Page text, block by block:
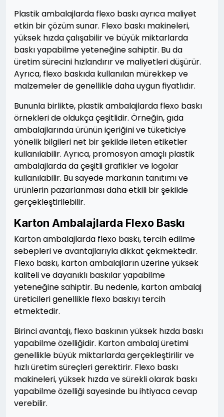
Plastik ambalajlarda flexo baskı ayrıca maliyet
etkin bir çözüm sunar. Flexo baskı makineleri,
yüksek hızda çalışabilir ve büyük miktarlarda
baskı yapabilme yeteneğine sahiptir. Bu da
üretim sürecini hızlandırır ve maliyetleri düşürür.
Ayrıca, flexo baskıda kullanılan mürekkep ve
malzemeler de genellikle daha uygun fiyatlıdır.
Bununla birlikte, plastik ambalajlarda flexo baskı
örnekleri de oldukça çeşitlidir. Örneğin, gıda
ambalajlarında ürünün içeriğini ve tüketiciye
yönelik bilgileri net bir şekilde ileten etiketler
kullanılabilir. Ayrıca, promosyon amaçlı plastik
ambalajlarda da çeşitli grafikler ve logolar
kullanılabilir. Bu sayede markanın tanıtımı ve
ürünlerin pazarlanması daha etkili bir şekilde
gerçekleştirilebilir.
Karton Ambalajlarda Flexo Baskı
Karton ambalajlarda flexo baskı, tercih edilme
sebepleri ve avantajlarıyla dikkat çekmektedir.
Flexo baskı, karton ambalajların üzerine yüksek
kaliteli ve dayanıklı baskılar yapabilme
yeteneğine sahiptir. Bu nedenle, karton ambalaj
üreticileri genellikle flexo baskıyı tercih
etmektedir.
Birinci avantajı, flexo baskının yüksek hızda baskı
yapabilme özelliğidir. Karton ambalaj üretimi
genellikle büyük miktarlarda gerçekleştirilir ve
hızlı üretim süreçleri gerektirir. Flexo baskı
makineleri, yüksek hızda ve sürekli olarak baskı
yapabilme özelliği sayesinde bu ihtiyaca cevap
verebilir.